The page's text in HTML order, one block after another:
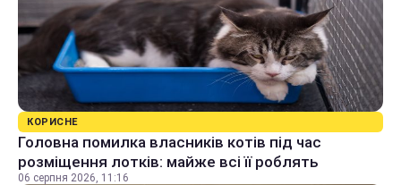
КОРИСНЕ
Головна помилка власників котів під час
розміщення лотків: майже всі її роблять
06 серпня 2026, 11:16